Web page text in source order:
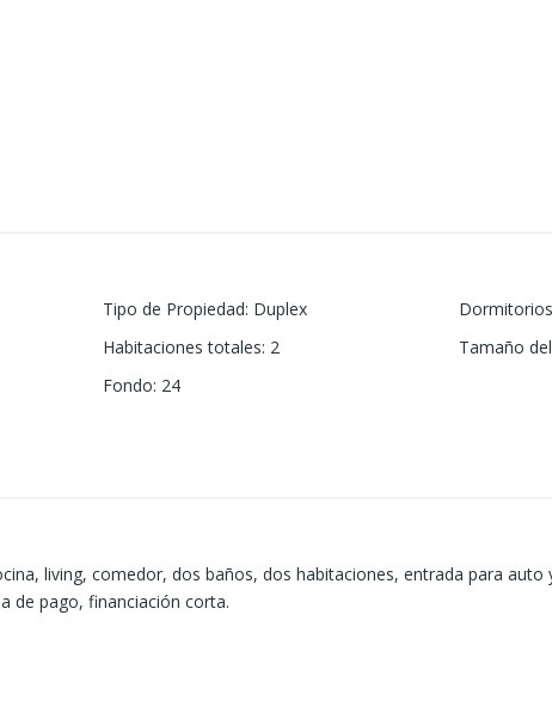
Tipo de Propiedad: Duplex Dormitorios
Habitaciones totales: 2 Tamaño
Fondo: 24
living, comedor, dos baños, dos habitaciones, entrada para auto
de pago, financiación corta.